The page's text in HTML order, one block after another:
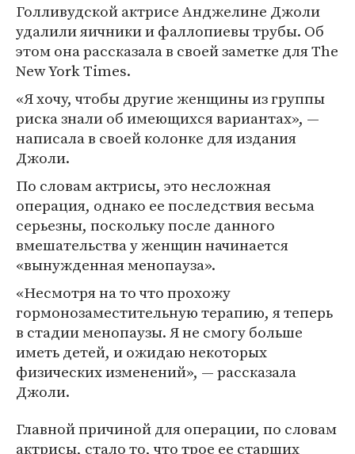
Голливудской актрисе Анджелине Джоли
удалили яичники и фаллопиевы трубы. Об
этом она рассказала в своей заметке для The
New York Times.
«Я хочу, чтобы другие женщины из группы
риска знали об имеющихся вариантах», —
написала в своей колонке для издания
Джоли.
По словам актрисы, это несложная
операция, однако ее последствия весьма
серьезны, поскольку после данного
вмешательства у женщин начинается
«вынужденная менопауза».
«Несмотря на то что прохожу
гормонозаместительную терапию, я теперь
в стадии менопаузы. Я не смогу больше
иметь детей, и ожидаю некоторых
физических изменений», — рассказала
Джоли.
Главной причиной для операции, по словам
актрисы, стало то, что трое ее старших